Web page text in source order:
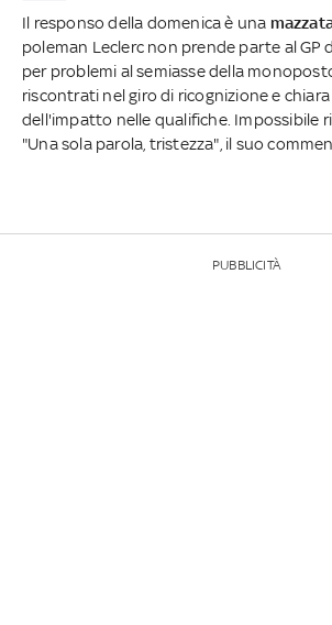
Il responso della domenica è una
poleman Leclerc non prende parte al GP
per problemi al semiasse della
riscontrati nel giro di ricognizione e
dell'impatto nelle qualifiche. Impossibile
"Una sola parola, tristezza", il suo
PUBBLICITÀ